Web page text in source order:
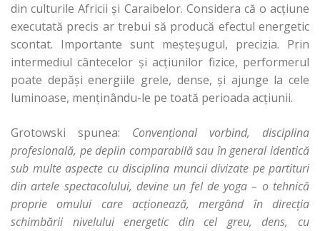
din culturile Africii şi Caraibelor. Considera că o acţiune
executată precis ar trebui să producă efectul energetic
scontat. Importante sunt meşteşugul, precizia. Prin
intermediul cântecelor şi acţiunilor fizice, performerul
poate depăşi energiile grele, dense, şi ajunge la cele
luminoase, menţinându-le pe toată perioada acţiunii.
Grotowski spunea: Convenţional vorbind, disciplina
profesională, pe deplin comparabilă sau în general identică
sub multe aspecte cu disciplina muncii divizate pe partituri
din artele spectacolului, devine un fel de yoga – o tehnică
proprie omului care acţionează, mergând în direcţia
schimbării nivelului energetic din cel greu, dens, cu